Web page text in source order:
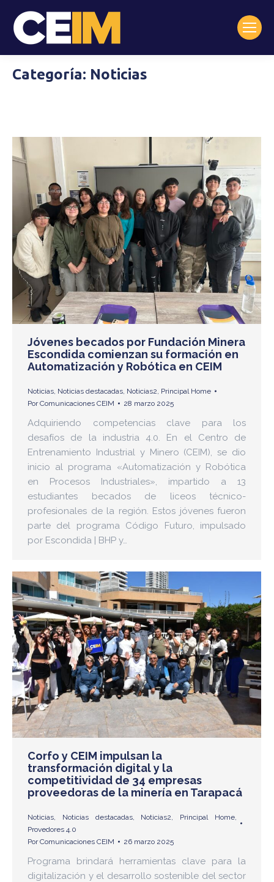
Categoría: Noticias
Jóvenes becados por Fundación Minera
Escondida comienzan su formación en
Automatización y Robótica en CEIM
Noticias Noticias destacadas Noticias2 Principal Home
PorComunicaciones CEIM 28 marzo 2025
Adquiriendo competencias clave para los
desafíos de la industria 4.0. En el Centro de
Entrenamiento Industrial y Minero (CEIM), se dio
inicio al programa «Automatización y Robótica
en Procesos Industriales», impartido a 13
estudiantes becados de liceos técnico-
profesionales de la región. Estos jóvenes fueron
parte del programa Código Futuro, impulsado
por Escondida | BHP y…
Corfo y CEIM impulsan la
transformación digital y la
competitividad de 34 empresas
proveedoras de la minería en Tarapacá
Noticias Noticias destacadas, Noticias2 Principal Home
Provedores 4.0
PorComunicaciones CEIM 26 marzo 2025
Programa brindará herramientas clave para la
digitalización y el desarrollo sostenible del sector